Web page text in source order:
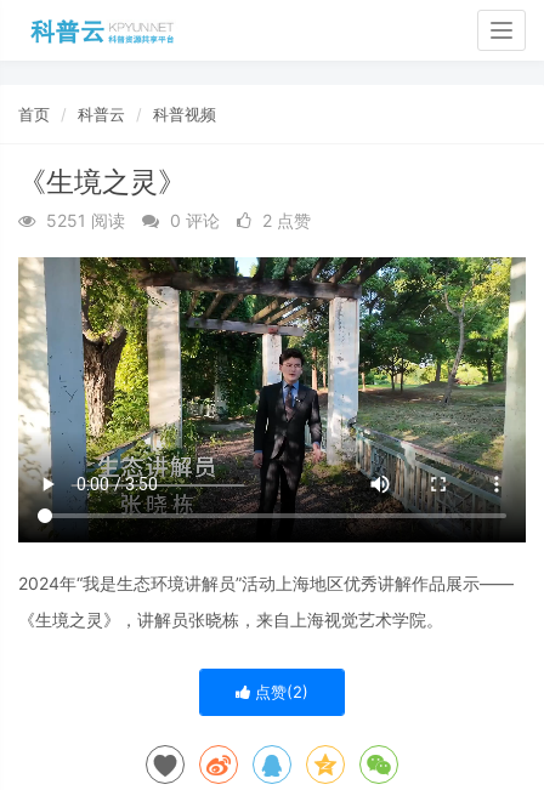
首页 科普云 科普视频
《生境之灵》
5251 阅读 0 评论 2 点赞
2024年“我是生态环境讲解员”活动上海地区优秀讲解作品展示——
《生境之灵》，讲解员张晓栋，来自上海视觉艺术学院。
点赞(2)